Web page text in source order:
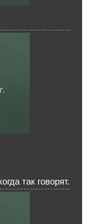
так говорят.